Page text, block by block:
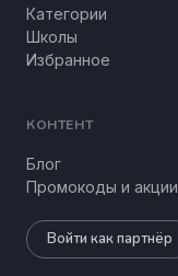
Категории
Школы
Избранное
КОНТЕНТ
Блог
Промокоды и акции
Войти как партнёр